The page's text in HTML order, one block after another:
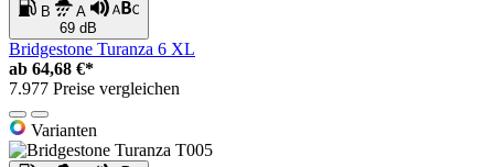
B
A
69 dB
Bridgestone Turanza 6 XL
ab 64,68 €*
7.977 Preise vergleichen
Varianten